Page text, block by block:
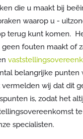
die u maakt bij
waarop u -
terug kunt komen.
fouten maakt of
belangrijke punten
wij dat dit
is, zodat het
specialisten.